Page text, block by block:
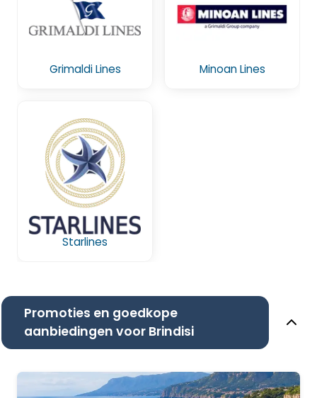
Grimaldi Lines Minoan Lines
Starlines
Promoties en goedkope
aanbiedingen voor Brindisi